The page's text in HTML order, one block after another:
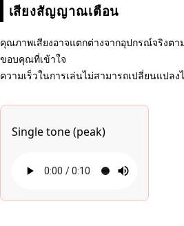
เสียงสัญญาณเตือน
คุณภาพเสียงอาจแตกต่างจากอุปกรณ์จริงต
ขอบคุณที่เข้าใจ
ความเร็วในการเล่นไม่สามารถเปลี่ยนแปล
Single tone (peak)